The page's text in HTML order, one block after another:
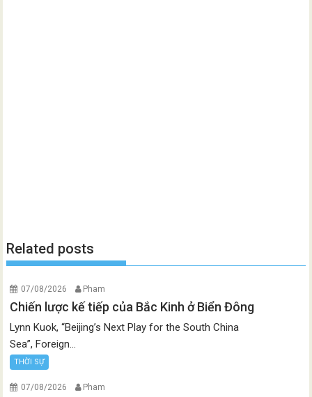
Related posts
07/08/2026 Pham
Chiến lược kế tiếp của Bắc Kinh ở Biển Đông
Lynn Kuok, “Beijing’s Next Play for the South China
Sea”, Foreign...
THỜI SỰ
07/08/2026 Pham